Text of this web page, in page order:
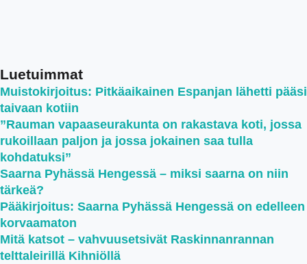
Luetuimmat
Muistokirjoitus: Pitkäaikainen Espanjan lähetti pääsi
taivaan kotiin
”Rauman vapaaseurakunta on rakastava koti, jossa
rukoillaan paljon ja jossa jokainen saa tulla
kohdatuksi”
Saarna Pyhässä Hengessä – miksi saarna on niin
tärkeä?
Pääkirjoitus: Saarna Pyhässä Hengessä on edelleen
korvaamaton
Mitä katsot – vahvuusetsivät Raskinnanrannan
telttaleirillä Kihniöllä